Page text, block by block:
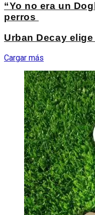
“Yo no era un
perros
Urban Decay
Cargar más